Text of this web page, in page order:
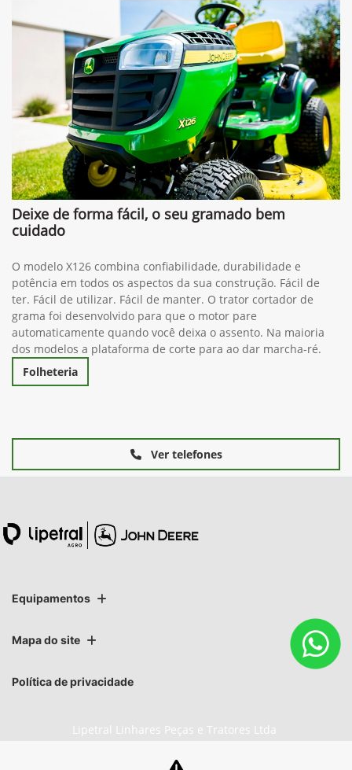
Deixe de forma fácil, o seu gramado bem
cuidado
O modelo X126 combina confiabilidade, durabilidade e
potência em todos os aspectos da sua construção. Fácil de
ter. Fácil de utilizar. Fácil de manter. O trator cortador de
grama foi desenvolvido para que o motor pare
automaticamente quando você deixa o assento. Na maioria
dos modelos a plataforma de corte para ao dar marcha-ré.
Folheteria
Ver telefones
Equipamentos
Mapa do site
Política de privacidade
Lipetral Linhares Peças e Tratores Ltda
CNPJ: 27.733.195/0002-16